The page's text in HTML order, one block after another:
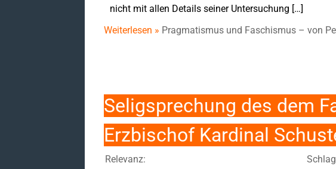
nicht mit allen Details seiner Untersuchung […]
Weiterlesen » Pragmatismus und Faschismus – von
Seligsprechung des dem
Erzbischof Kardinal
Relevanz: